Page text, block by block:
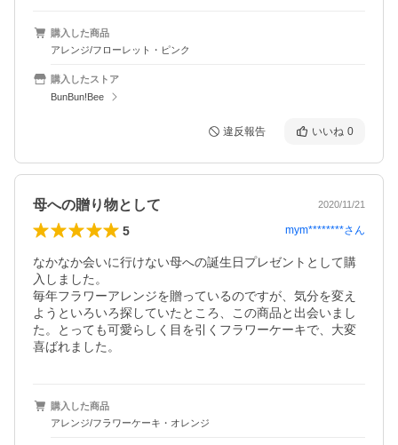
購入した商品
アレンジ/フローレット・ピンク
購入したストア
BunBun!Bee
違反報告 いいね 0
母への贈り物として 2020/11/21
5 mym********さん
なかなか会いに行けない母への誕生日プレゼントとして購
入しました。
毎年フラワーアレンジを贈っているのですが、気分を変え
ようといろいろ探していたところ、この商品と出会いまし
た。とっても可愛らしく目を引くフラワーケーキで、大変
喜ばれました。
購入した商品
アレンジ/フラワーケーキ・オレンジ